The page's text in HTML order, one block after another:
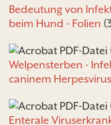
Bedeutung von
beim Hund - Folien
Welpensterben -
caninem Herpesvirus
Enterale